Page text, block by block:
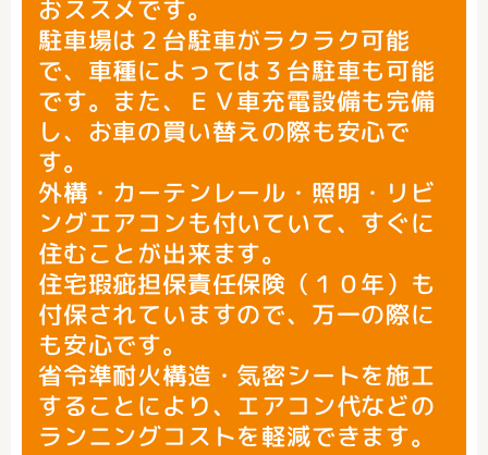
おススメです。
駐車場は２台駐車がラクラク可能
で、車種によっては３台駐車も可能
です。また、ＥＶ車充電設備も完備
し、お車の買い替えの際も安心で
す。
外構・カーテンレール・照明・リビ
ングエアコンも付いていて、すぐに
住むことが出来ます。
住宅瑕疵担保責任保険（１０年）も
付保されていますので、万一の際に
も安心です。
省令準耐火構造・気密シートを施工
することにより、エアコン代などの
ランニングコストを軽減できます。